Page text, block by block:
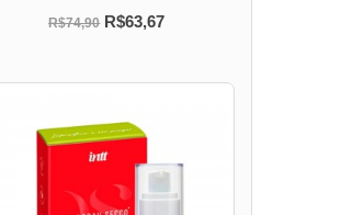
R$74,90 R$63,67